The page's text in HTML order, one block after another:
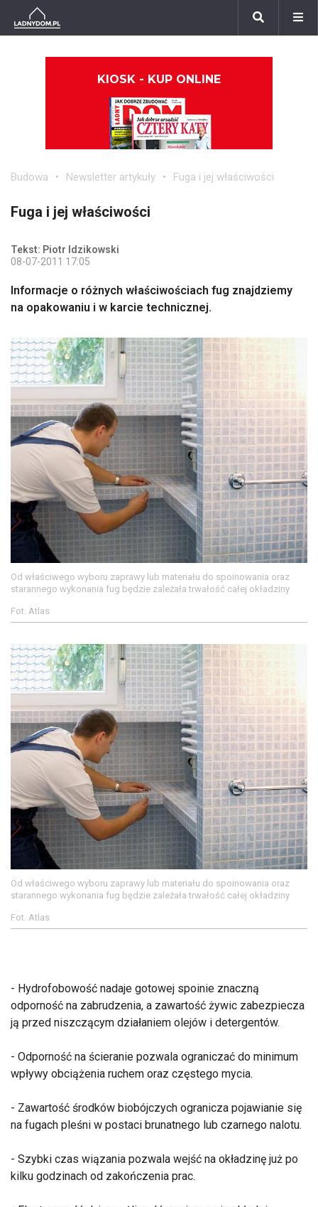
KIOSK - KUP ONLINE
Budowa Newsletter artykuły Fuga i jej właściwości
Fuga i jej właściwości
Tekst: Piotr Idzikowski
08-07-2011 17:05
Informacje o różnych właściwościach fug znajdziemy
na opakowaniu i w karcie technicznej.
Od właściwego wyboru zaprawy lub materiału do spoinowania oraz
starannego wykonania fug będzie zależała trwałość całej okładziny
Fot. Atlas
Od właściwego wyboru zaprawy lub materiału do spoinowania oraz
starannego wykonania fug będzie zależała trwałość całej okładziny
Fot. Atlas
- Hydrofobowość nadaje gotowej spoinie znaczną
odporność na zabrudzenia, a zawartość żywic zabezpiecza
ją przed niszczącym działaniem olejów i detergentów.
- Odporność na ścieranie pozwala ograniczać do minimum
wpływy obciążenia ruchem oraz częstego mycia.
- Zawartość środków biobójczych ogranicza pojawianie się
na fugach pleśni w postaci brunatnego lub czarnego nalotu.
- Szybki czas wiązania pozwala wejść na okładzinę już po
kilku godzinach od zakończenia prac.